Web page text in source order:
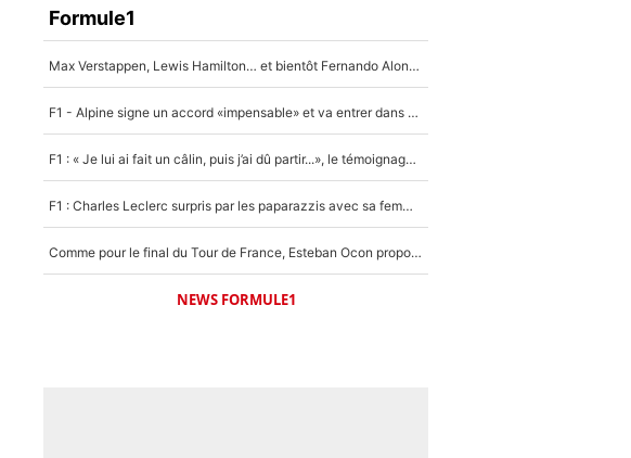
Formule1
Max Verstappen, Lewis Hamilton… et bientôt Fernando Alonso ? Le classement des pilotes les mieux payés en Formule 1 risque de changer !
F1 - Alpine signe un accord «impensable» et va entrer dans une nouvelle dimension : Grande nouvelle pour Pierre Gasly !
F1 : « Je lui ai fait un câlin, puis j’ai dû partir...», le témoignage émouvant de Max Verstappen sur sa fille
F1 : Charles Leclerc surpris par les paparazzis avec sa femme, les rumeurs étaient vraies !
Comme pour le final du Tour de France, Esteban Ocon propose un Grand Prix de Formule 1 à Paris : «Autour de l’Arc de Triomphe, ce serait génial» !
NEWS FORMULE1